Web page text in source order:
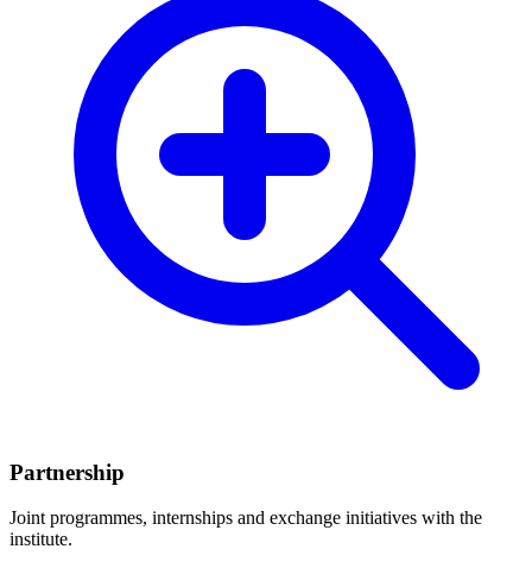
Partnership
Joint programmes, internships and exchange initiatives with the
institute.